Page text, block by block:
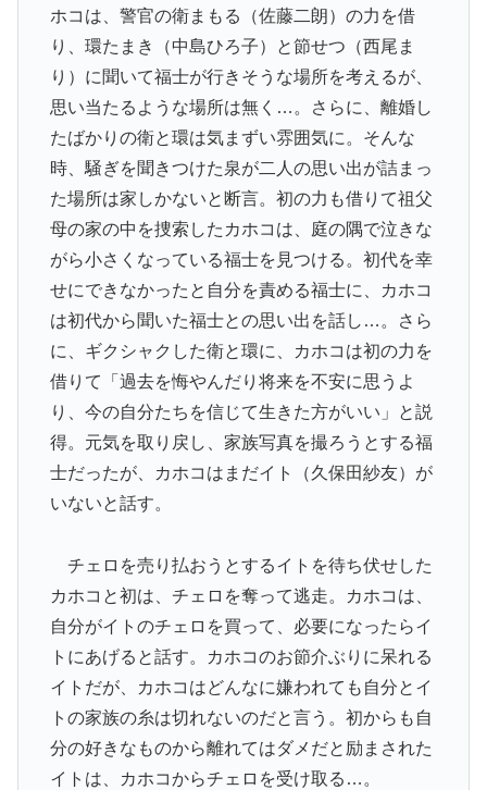
ホコは、警官の衛まもる（佐藤二朗）の力を借
り、環たまき（中島ひろ子）と節せつ（西尾ま
り）に聞いて福士が行きそうな場所を考えるが、
思い当たるような場所は無く…。さらに、離婚し
たばかりの衛と環は気まずい雰囲気に。そんな
時、騒ぎを聞きつけた泉が二人の思い出が詰まっ
た場所は家しかないと断言。初の力も借りて祖父
母の家の中を捜索したカホコは、庭の隅で泣きな
がら小さくなっている福士を見つける。初代を幸
せにできなかったと自分を責める福士に、カホコ
は初代から聞いた福士との思い出を話し…。さら
に、ギクシャクした衛と環に、カホコは初の力を
借りて「過去を悔やんだり将来を不安に思うよ
り、今の自分たちを信じて生きた方がいい」と説
得。元気を取り戻し、家族写真を撮ろうとする福
士だったが、カホコはまだイト（久保田紗友）が
いないと話す。
チェロを売り払おうとするイトを待ち伏せした
カホコと初は、チェロを奪って逃走。カホコは、
自分がイトのチェロを買って、必要になったらイ
トにあげると話す。カホコのお節介ぶりに呆れる
イトだが、カホコはどんなに嫌われても自分とイ
トの家族の糸は切れないのだと言う。初からも自
分の好きなものから離れてはダメだと励まされた
イトは、カホコからチェロを受け取る…。